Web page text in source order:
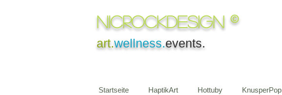
NICROCKDesign ©
art.wellness.events.
Startseite HaptikArt Hottuby KnusperPop